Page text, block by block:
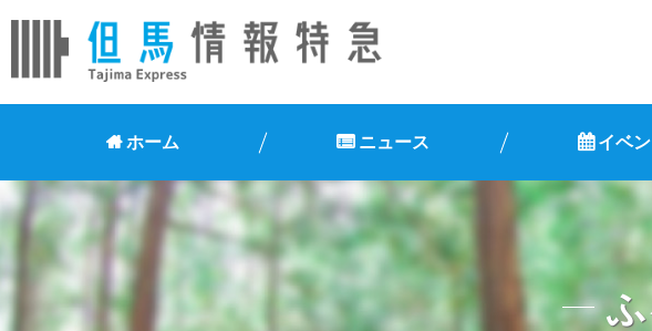
ホーム ニュース イベン